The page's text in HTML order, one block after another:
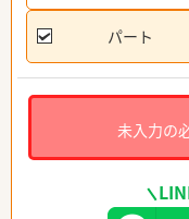
パート
未入力の